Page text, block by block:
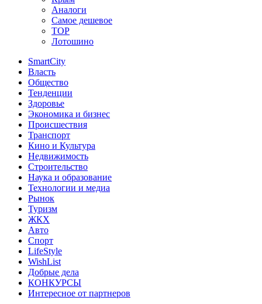
Аналоги
Самое дешевое
TOP
Лотошино
SmartCity
Власть
Общество
Тенденции
Здоровье
Экономика и бизнес
Происшествия
Транспорт
Кино и Культура
Недвижимость
Строительство
Наука и образование
Технологии и медиа
Рынок
Туризм
ЖКХ
Авто
Спорт
LifeStyle
WishList
Добрые дела
КОНКУРСЫ
Интересное от партнеров